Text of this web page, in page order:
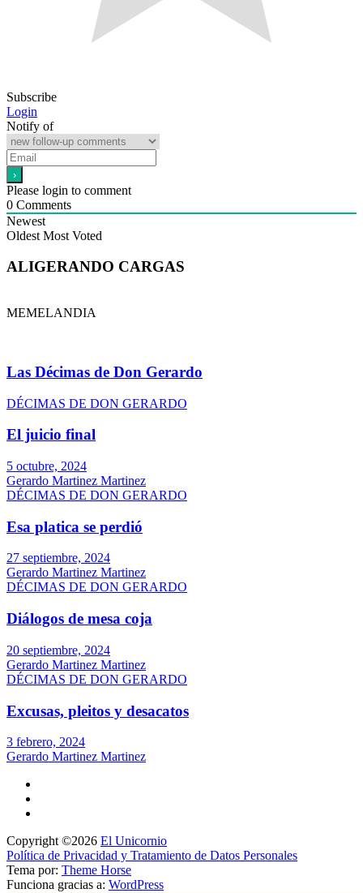
Subscribe
Login
Notify of
Please login to comment
0 Comments
Newest
Oldest Most Voted
ALIGERANDO CARGAS
MEMELANDIA
Las Décimas de Don Gerardo
DÉCIMAS DE DON GERARDO
El juicio final
5 octubre, 2024
Gerardo Martinez Martinez
DÉCIMAS DE DON GERARDO
Esa platica se perdió
27 septiembre, 2024
Gerardo Martinez Martinez
DÉCIMAS DE DON GERARDO
Diálogos de mesa coja
20 septiembre, 2024
Gerardo Martinez Martinez
DÉCIMAS DE DON GERARDO
Excusas, pleitos y desacatos
3 febrero, 2024
Gerardo Martinez Martinez
Copyright ©2026 El Unicornio
Política de Privacidad y Tratamiento de Datos Personales
Tema por: Theme Horse
Funciona gracias a: WordPress